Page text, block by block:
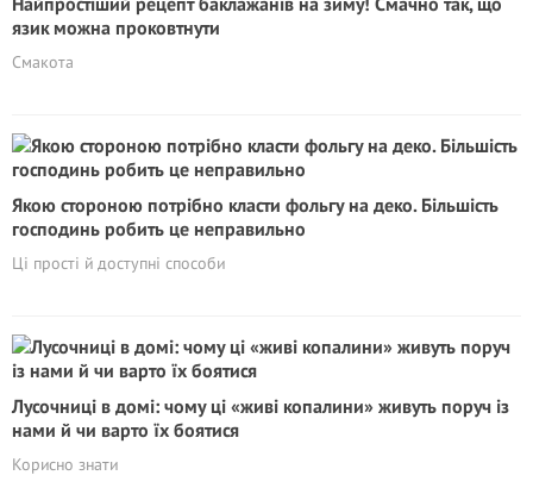
язик можна проковтнути
Смакота
Якою стороною потрібно класти фольгу на деко. Більшість
господинь робить це неправильно
Ці прості й доступні способи
Лусочниці в домі: чому ці «живі копалини» живуть поруч із
нами й чи варто їх боятися
Корисно знати